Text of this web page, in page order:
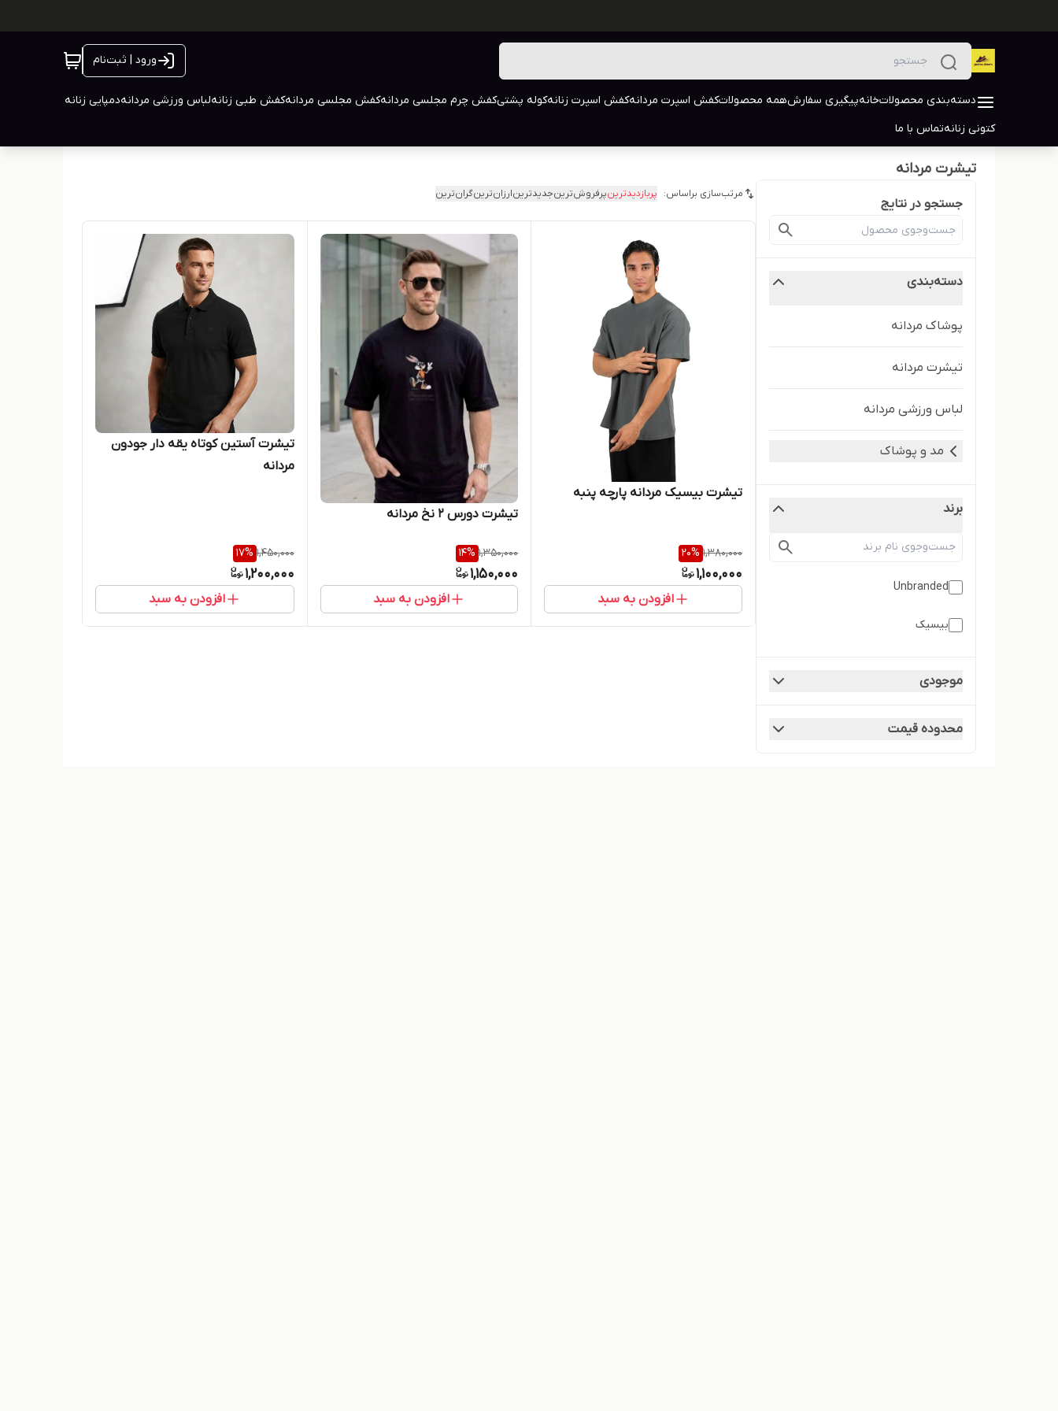
ورود | ثبت‌نام
دسته‌بندی محصولاتخانهپیگیری سفارشهمه محصولاتکفش اسپرت مردانهکفش اسپرت زنانهکوله پشتیکفش چرم مجلسی مردانهکفش مجلسی مردانهکفش طبی زنانهلباس ورزشی مردانهدمپایی زنانه
کتونی زنانهتماس با ما
تیشرت مردانه
جستجو در نتایج
دسته‌بندی
پوشاک مردانه
تیشرت مردانه
لباس ورزشی مردانه
مد و پوشاک
برند
Unbranded
بیسیک
موجودی
محدوده قیمت
مرتب‌سازی براساس: پربازدیدترینپرفروش‌ترینجدیدترینارزان‌ترینگران‌ترین
تیشرت بیسیک مردانه پارچه پنبه
1,380,000
20%
1,100,000
افزودن به سبد
تیشرت دورس ۲ نخ مردانه
1,350,000
14%
1,150,000
افزودن به سبد
تیشرت آستین کوتاه یقه دار جودون
مردانه
1,450,000
17%
1,200,000
افزودن به سبد